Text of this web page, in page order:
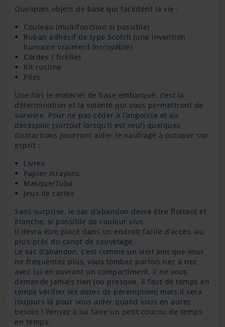
Quelques objets de base qui facilitent la vie :
Couteau (multifonction si possible)
Ruban adhésif de type Scotch (une invention
humaine vraiment incroyable)
Cordes / ficelles
Kit rustine
Piles
Une fois le matériel de base embarqué, c’est la
détermination et la volonté qui vous permettront de
survivre. Pour ne pas céder à l’angoisse et au
désespoir (surtout lorsqu’il est seul) quelques
distractions pourront aider le naufragé à occuper son
esprit :
Livres
Papier /crayons
Masque/Tuba
Jeux de cartes
Sans surprise, le sac d’abandon devra être flottant et
étanche, si possible de couleur vive.
Il devra être placé dans un endroit facile d’accès, au
plus près du canot de sauvetage.
Le sac d’abandon, c’est comme un vieil ami que vous
ne fréquentez plus, vous tombez parfois nez à nez
avec lui en ouvrant un compartiment, il ne vous
demande jamais rien (ou presque, il faut de temps en
temps vérifier les dates de péremption) mais il sera
toujours là pour vous aider quand vous en aurez
besoin ! Pensez à lui faire un petit coucou de temps
en temps.